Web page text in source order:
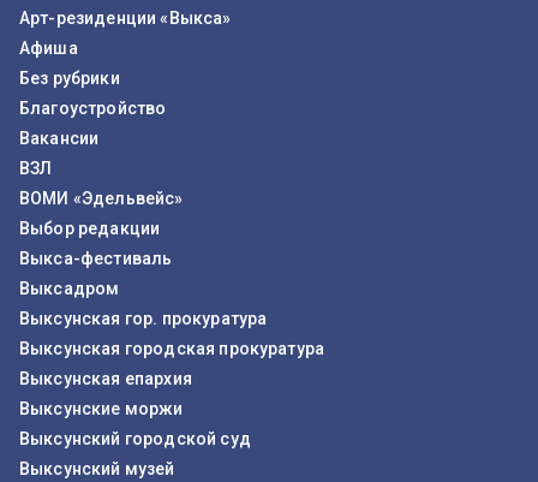
Арт-резиденции «Выкса»
Афиша
Без рубрики
Благоустройство
Вакансии
ВЗЛ
ВОМИ «Эдельвейс»
Выбор редакции
Выкса-фестиваль
Выксадром
Выксунская гор. прокуратура
Выксунская городская прокуратура
Выксунская епархия
Выксунские моржи
Выксунский городской суд
Выксунский музей